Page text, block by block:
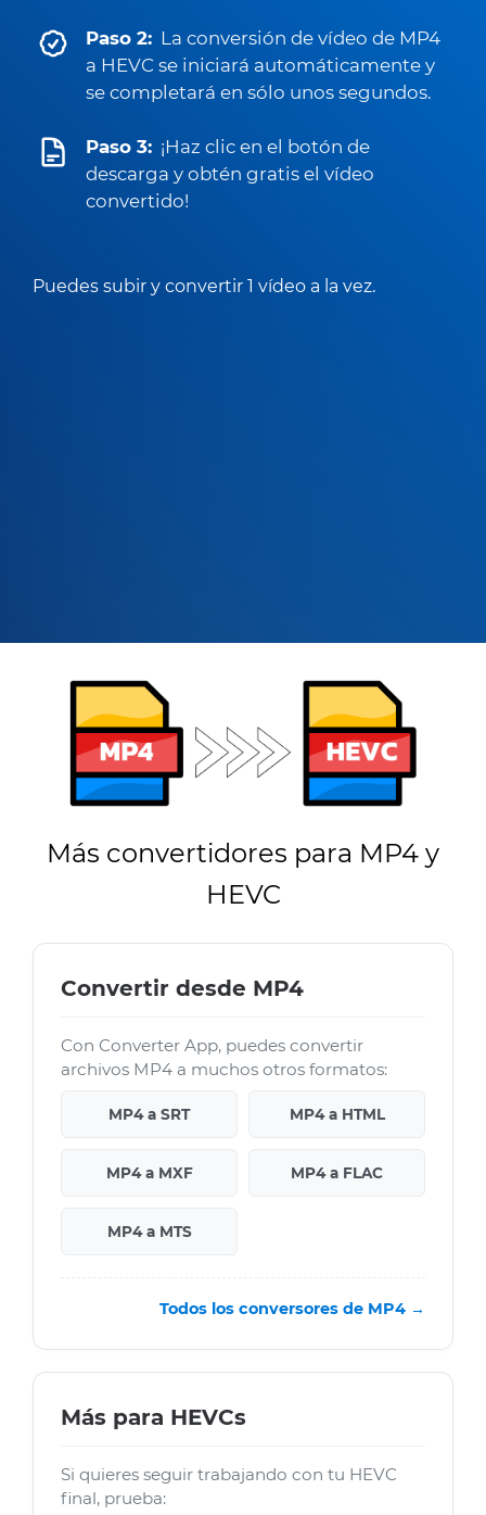
Paso 2: La conversión de vídeo de MP4
a HEVC se iniciará automáticamente y
se completará en sólo unos segundos.
Paso 3: ¡Haz clic en el botón de
descarga y obtén gratis el vídeo
convertido!
Puedes subir y convertir 1 vídeo a la vez.
Más convertidores para MP4 y
HEVC
Convertir desde MP4
Con Converter App, puedes convertir
archivos MP4 a muchos otros formatos:
MP4 a SRT MP4 a HTML
MP4 a MXF MP4 a FLAC
MP4 a MTS
Todos los conversores de MP4 →
Más para HEVCs
Si quieres seguir trabajando con tu HEVC
final, prueba: